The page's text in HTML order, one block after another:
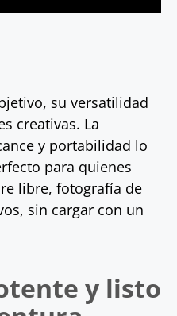
su versatilidad
creativas. La
y portabilidad lo
para quienes
libre, fotografía de
sin cargar con un
y listo